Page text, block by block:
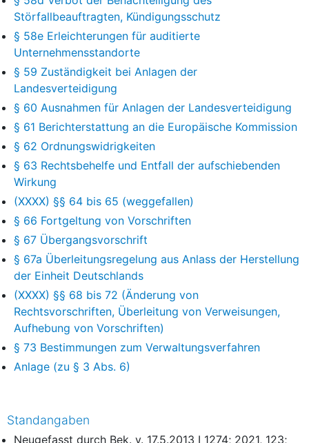
Störfallbeauftragten, Kündigungsschutz
§ 58e Erleichterungen für auditierte
Unternehmensstandorte
§ 59 Zuständigkeit bei Anlagen der
Landesverteidigung
§ 60 Ausnahmen für Anlagen der Landesverteidigung
§ 61 Berichterstattung an die Europäische Kommission
§ 62 Ordnungswidrigkeiten
§ 63 Rechtsbehelfe und Entfall der aufschiebenden
Wirkung
(XXXX) §§ 64 bis 65 (weggefallen)
§ 66 Fortgeltung von Vorschriften
§ 67 Übergangsvorschrift
§ 67a Überleitungsregelung aus Anlass der Herstellung
der Einheit Deutschlands
(XXXX) §§ 68 bis 72 (Änderung von
Rechtsvorschriften, Überleitung von Verweisungen,
Aufhebung von Vorschriften)
§ 73 Bestimmungen zum Verwaltungsverfahren
Anlage (zu § 3 Abs. 6)
Standangaben
Neugefasst durch Bek. v. 17.5.2013 I 1274; 2021, 123;